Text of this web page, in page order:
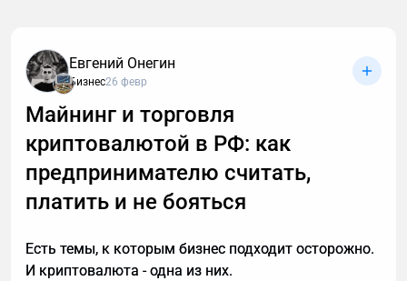
интересны кредиты, консультации и прочие услуги.
Если вы тревожитесь упустить действительно
важный разговор, например, ждете курьера, то я
расскажу, почему стоит делегировать телефонные
звонки мне.
Евгений Онегин
Бизнес26 февр
Майнинг и торговля
криптовалютой в РФ: как
предпринимателю считать,
платить и не бояться
Есть темы, к которым бизнес подходит осторожно.
И криптовалюта - одна из них.